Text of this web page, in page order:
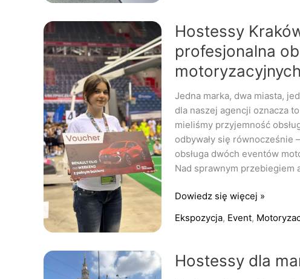
Hostessy
profesjonalna
motoryzacyjnych
Jedna marka, dwa miasta,
dla naszej agencji oznacza
mieliśmy przyjemność
odbywały się równocześnie
obsługa dwóch eventów
Nad sprawnym przebiegiem
Hostessy
Niepołomice
profesjonalna
obsługa
dwóch
eventów
motoryzacyjnych
Dowiedz się więcej »
Ekspozycja, Event,
Hostessy dla
Hostessy